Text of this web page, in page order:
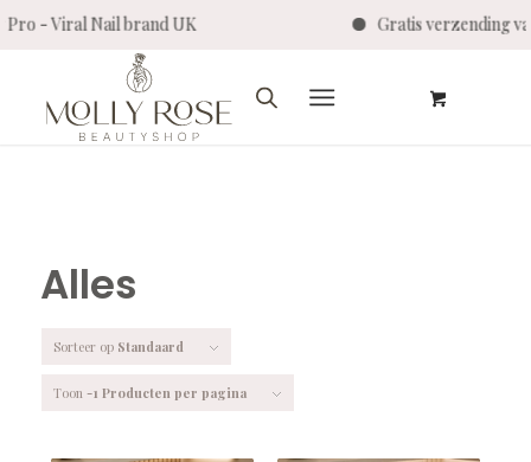
Nail brand UK Gratis verzending vanaf
Alles
Sorteer op Standaard
Toon -1 Producten per pagina